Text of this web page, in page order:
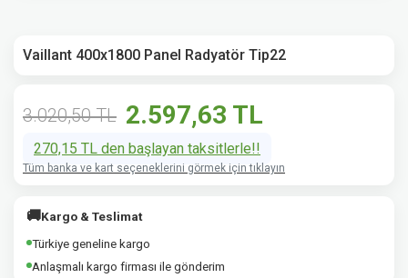
Vaillant 400x1800 Panel Radyatör Tip22
3.020,50 TL 2.597,63 TL
270,15 TL den başlayan taksitlerle!!
Tüm banka ve kart seçeneklerini görmek için tıklayın
🚚Kargo & Teslimat
Türkiye geneline kargo
Anlaşmalı kargo firması ile gönderim